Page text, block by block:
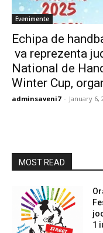
Evenimente
Echipa de
va reprezenta
National de
Winter Cup,
adminsaveni7 - January 6,
MOST READ
1